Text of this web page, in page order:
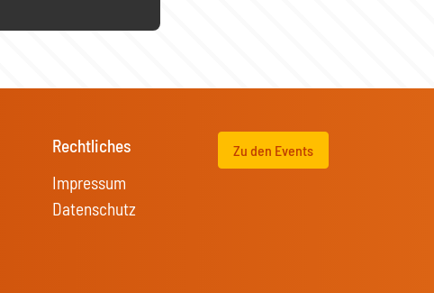
Rechtliches
Impressum
Datenschutz
Zu den Events